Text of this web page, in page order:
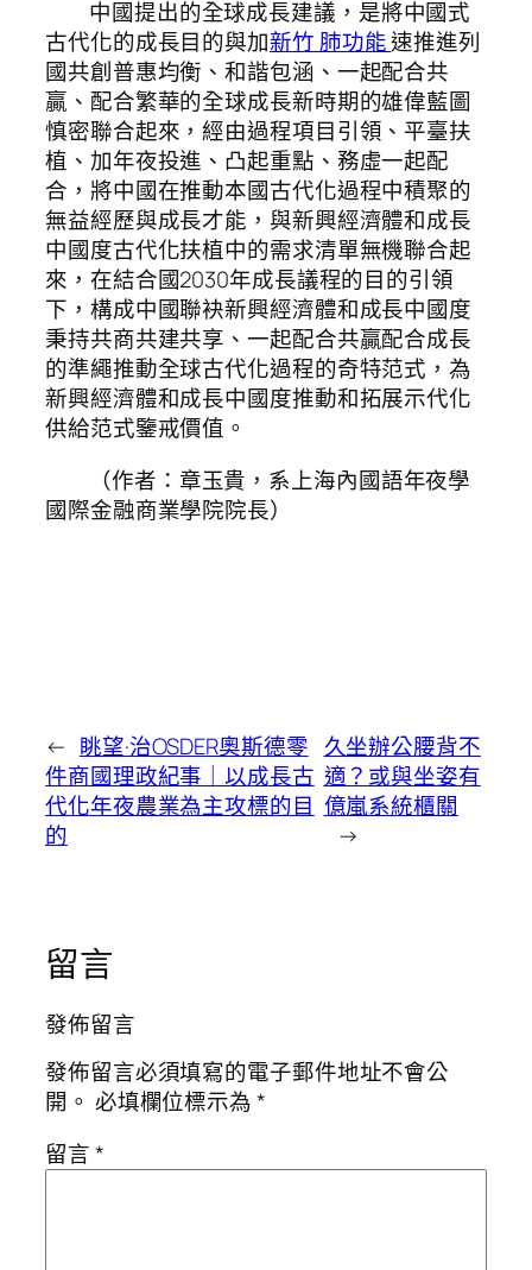
中國提出的全球成長建議，是將中國式
古代化的成長目的與加新竹 肺功能速推進列
國共創普惠均衡、和諧包涵、一起配合共
贏、配合繁華的全球成長新時期的雄偉藍圖
慎密聯合起來，經由過程項目引領、平臺扶
植、加年夜投進、凸起重點、務虛一起配
合，將中國在推動本國古代化過程中積聚的
無益經歷與成長才能，與新興經濟體和成長
中國度古代化扶植中的需求清單無機聯合起
來，在結合國2030年成長議程的目的引領
下，構成中國聯袂新興經濟體和成長中國度
秉持共商共建共享、一起配合共贏配合成長
的準繩推動全球古代化過程的奇特范式，為
新興經濟體和成長中國度推動和拓展示代化
供給范式鑒戒價值。
（作者：章玉貴，系上海內國語年夜學
國際金融商業學院院長）
← 眺望·治OSDER奧斯德零
件商國理政紀事｜以成長古
代化年夜農業為主攻標的目
的
久坐辦公腰背不
適？或與坐姿有
億嵐系統櫃關
→
留言
發佈留言
發佈留言必須填寫的電子郵件地址不會公
開。 必填欄位標示為*
留言*